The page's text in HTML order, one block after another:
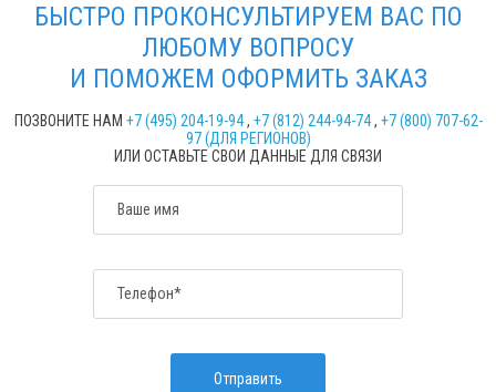
БЫСТРО ПРОКОНСУЛЬТИРУЕМ ВАС ПО
ЛЮБОМУ ВОПРОСУ
И ПОМОЖЕМ ОФОРМИТЬ ЗАКАЗ
ПОЗВОНИТЕ НАМ +7 (495) 204-19-94, +7 (812) 244-94-74, +7 (800) 707-62-
97 (ДЛЯ РЕГИОНОВ)
ИЛИ ОСТАВЬТЕ СВОИ ДАННЫЕ ДЛЯ СВЯЗИ
Ваше имя
Телефон*
Отправить